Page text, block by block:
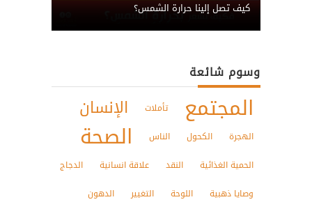
كيف تصل إلينا حرارة الشمس؟
وسوم شائعة
المجتمع تأملات الإنسان
الهجرة الكحول الناس الصحة
الحمية الغذائية النقد علاقة انسانية
الدجاج
وصايا ذهبية
اللوحة التغيير الدهون